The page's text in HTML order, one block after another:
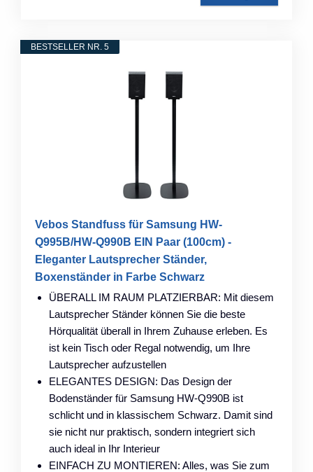
BESTSELLER NR. 5
Vebos Standfuss für Samsung HW-
Q995B/HW-Q990B EIN Paar (100cm) -
Eleganter Lautsprecher Ständer,
Boxenständer in Farbe Schwarz
ÜBERALL IM RAUM PLATZIERBAR: Mit diesem
Lautsprecher Ständer können Sie die beste
Hörqualität überall in Ihrem Zuhause erleben. Es
ist kein Tisch oder Regal notwendig, um Ihre
Lautsprecher aufzustellen
ELEGANTES DESIGN: Das Design der
Bodenständer für Samsung HW-Q990B ist
schlicht und in klassischem Schwarz. Damit sind
sie nicht nur praktisch, sondern integriert sich
auch ideal in Ihr Interieur
EINFACH ZU MONTIEREN: Alles, was Sie zum